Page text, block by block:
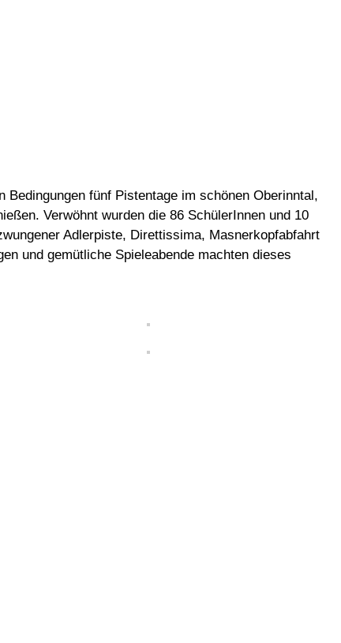
fünf Pistentage im schönen Oberinntal,
Verwöhnt wurden die 86 SchülerInnen und 10
Adlerpiste, Direttissima, Masnerkopfabfahrt
und gemütliche Spieleabende machten dieses